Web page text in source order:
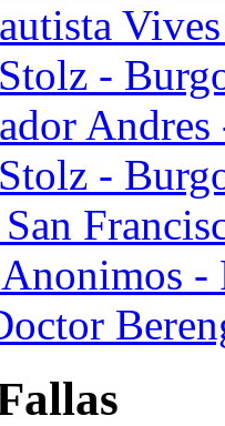
-
Andres
-